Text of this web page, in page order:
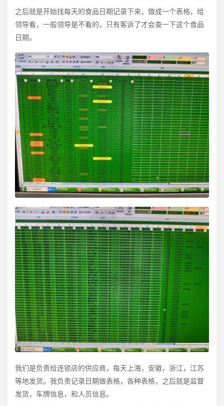
之后就是开始找每天的食品日期记录下来，做成一个表格，给
领导看，一般领导是不看的，只有客诉了才会查一下这个食品
日期。
我们是负责给连锁店的供应商，每天上海，安徽，浙江，江苏
等地发货。我负责记录日期做表格，各种表格，之后就是监督
发货，车牌信息，和人员信息。